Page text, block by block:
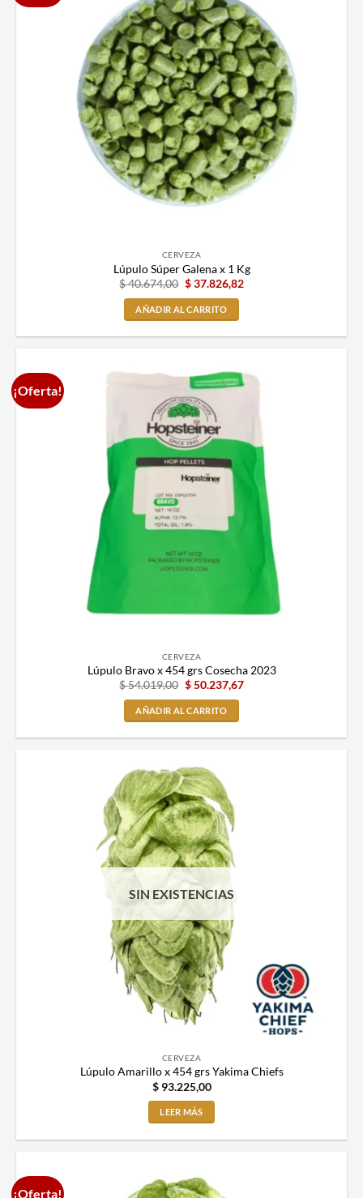
CERVEZA
Lúpulo Súper Galena x 1 Kg
$40.674,00 $37.826,82
AÑADIR AL CARRITO
¡Oferta!
CERVEZA
Lúpulo Bravo x 454 grs Cosecha 2023
$54.019,00 $50.237,67
AÑADIR AL CARRITO
SIN EXISTENCIAS
CERVEZA
Lúpulo Amarillo x 454 grs Yakima Chiefs
$93.225,00
LEER MÁS
¡Oferta!